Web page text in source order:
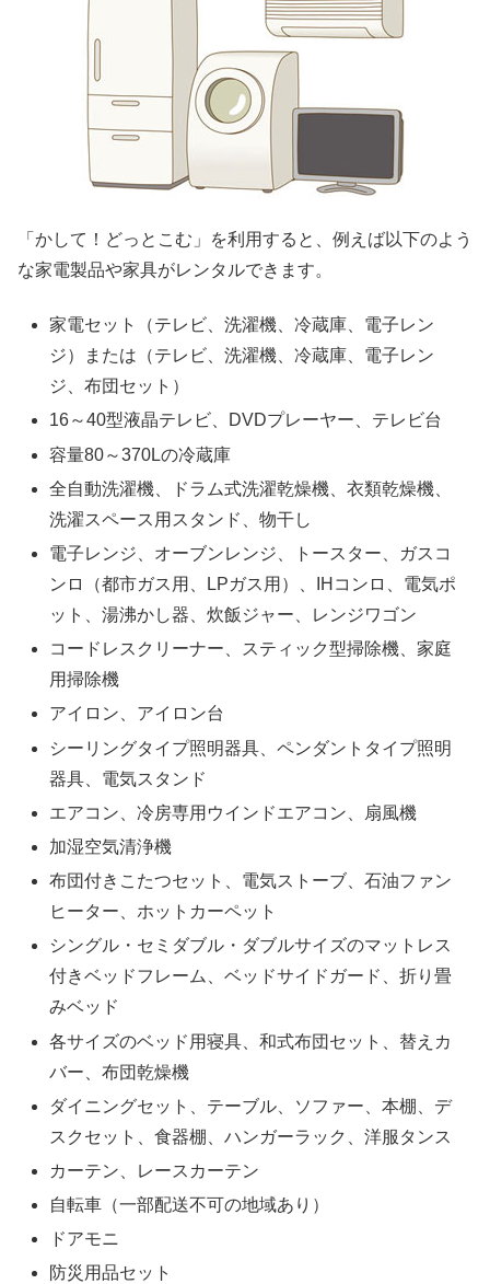
「かして！どっとこむ」を利用すると、例えば以下のよう
な家電製品や家具がレンタルできます。
家電セット（テレビ、洗濯機、冷蔵庫、電子レン
ジ）または（テレビ、洗濯機、冷蔵庫、電子レン
ジ、布団セット）
16～40型液晶テレビ、DVDプレーヤー、テレビ台
容量80～370Lの冷蔵庫
全自動洗濯機、ドラム式洗濯乾燥機、衣類乾燥機、
洗濯スペース用スタンド、物干し
電子レンジ、オーブンレンジ、トースター、ガスコ
ンロ（都市ガス用、LPガス用）、IHコンロ、電気ポ
ット、湯沸かし器、炊飯ジャー、レンジワゴン
コードレスクリーナー、スティック型掃除機、家庭
用掃除機
アイロン、アイロン台
シーリングタイプ照明器具、ペンダントタイプ照明
器具、電気スタンド
エアコン、冷房専用ウインドエアコン、扇風機
加湿空気清浄機
布団付きこたつセット、電気ストーブ、石油ファン
ヒーター、ホットカーペット
シングル・セミダブル・ダブルサイズのマットレス
付きベッドフレーム、ベッドサイドガード、折り畳
みベッド
各サイズのベッド用寝具、和式布団セット、替えカ
バー、布団乾燥機
ダイニングセット、テーブル、ソファー、本棚、デ
スクセット、食器棚、ハンガーラック、洋服タンス
カーテン、レースカーテン
自転車（一部配送不可の地域あり）
ドアモニ
防災用品セット